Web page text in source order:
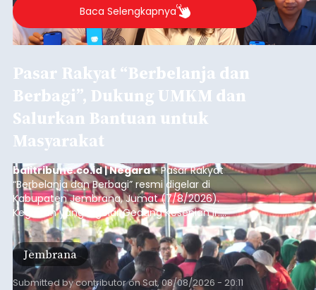
Baca Selengkapnya
Pasar Rakyat “Berbelanja dan
Berbagi”, Dukung UMKM dan
Salurkan Bantuan untuk
Masyarakat
balitribune.co.id | Negara- Pasar Rakyat
“Berbelanja dan Berbagi” resmi digelar di
Kabupaten Jembrana, Jumat (7/8/2026).
Kegiatan yang digelar Gedung Kesenian Ir.
Soekarno ini memadukan pemberdayaan
ekonomi masyarakat dengan aksi sosial tersebut
mendapat antusiasme tinggi dan mencatat nilai
transaksi mencapai Rp672.733.200.
Jembrana
Submitted bycontributoronSat, 08/08/2026 - 20:11